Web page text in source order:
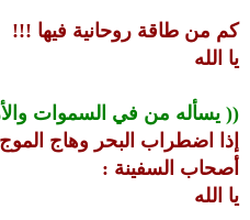
كم من طاقة روحانية فيها !!!
يا الله
(( يسأله من في السموات
إذا اضطراب البحر وهاج
أصحاب السفينة :
يا الله